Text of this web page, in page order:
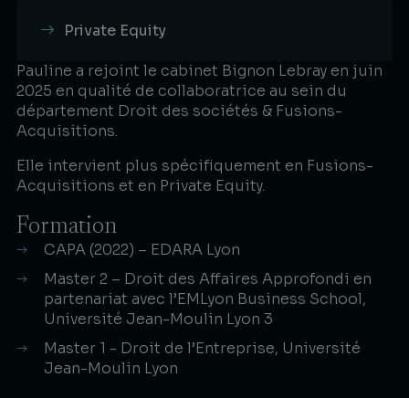
Private Equity
Pauline a rejoint le cabinet Bignon Lebray en juin
2025 en qualité de collaboratrice au sein du
département Droit des sociétés & Fusions-
Acquisitions.
Elle intervient plus spécifiquement en Fusions-
Acquisitions et en Private Equity.
Formation
CAPA (2022) – EDARA Lyon
Master 2 – Droit des Affaires Approfondi en
partenariat avec l’EMLyon Business School,
Université Jean-Moulin Lyon 3
Master 1 - Droit de l’Entreprise, Université
Jean-Moulin Lyon